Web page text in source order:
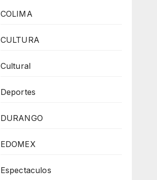
COLIMA
CULTURA
Cultural
Deportes
DURANGO
EDOMEX
Espectaculos